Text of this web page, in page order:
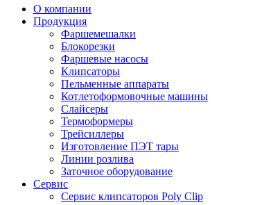
О компании
Продукция
Фаршемешалки
Блокорезки
Фаршевые насосы
Клипсаторы
Пельменные аппараты
Котлетоформовочные машины
Слайсеры
Термоформеры
Трейсиллеры
Изготовление ПЭТ тары
Линии розлива
Заточное оборудование
Сервис
Сервис клипсаторов Poly Clip